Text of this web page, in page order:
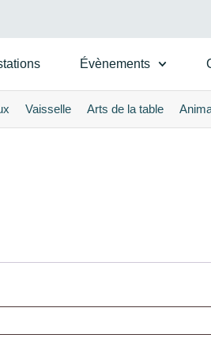
Évènements
Vaisselle Arts de la table